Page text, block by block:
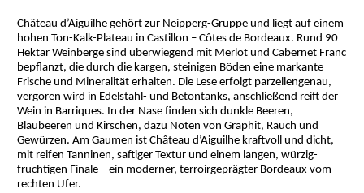
Château d’Aiguilhe gehört zur Neipperg-Gruppe und liegt auf einem
hohen Ton-Kalk-Plateau in Castillon – Côtes de Bordeaux. Rund 90
Hektar Weinberge sind überwiegend mit Merlot und Cabernet Franc
bepflanzt, die durch die kargen, steinigen Böden eine markante
Frische und Mineralität erhalten. Die Lese erfolgt parzellengenau,
vergoren wird in Edelstahl- und Betontanks, anschließend reift der
Wein in Barriques. In der Nase finden sich dunkle Beeren,
Blaubeeren und Kirschen, dazu Noten von Graphit, Rauch und
Gewürzen. Am Gaumen ist Château d’Aiguilhe kraftvoll und dicht,
mit reifen Tanninen, saftiger Textur und einem langen, würzig-
fruchtigen Finale – ein moderner, terroirgeprägter Bordeaux vom
rechten Ufer.